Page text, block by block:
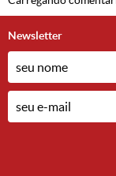
Newsletter